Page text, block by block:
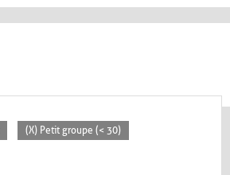
(X) Petit groupe (< 30)